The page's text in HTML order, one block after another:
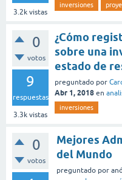
3.2k vistas
inversiones
0
votos
9
respuestas
3.3k vistas
¿Cómo
sobre una
estado de
preguntado por
Abr 1, 2018 en
inversiones
0
votos
Mejores
del Mundo
preguntado por